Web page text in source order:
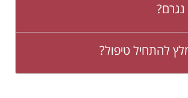
נגרם?
להתחיל טיפול?